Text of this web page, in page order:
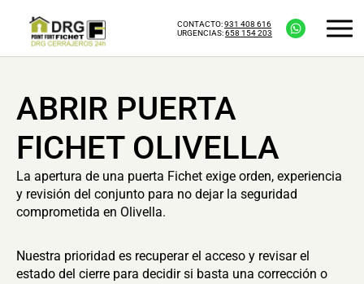
CONTACTO:931 408 616
URGENCIAS:658 154 203
ABRIR PUERTA
FICHET OLIVELLA
La apertura de una puerta Fichet exige orden, experiencia
y revisión del conjunto para no dejar la seguridad
comprometida en Olivella.
Nuestra prioridad es recuperar el acceso y revisar el
estado del cierre para decidir si basta una corrección o